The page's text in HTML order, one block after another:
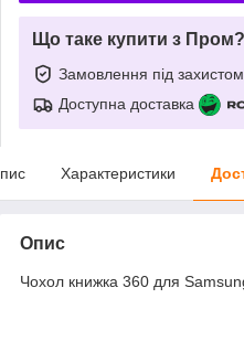
Що таке купити з Пром?
Замовлення під захистом
Доступна доставка
Характеристики
Опис
Чохол книжка 360 для